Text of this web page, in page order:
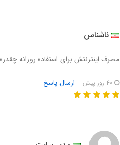
ناشناس
مصرف اینترنتش برای استفاده روزانه
ارسال پاسخ